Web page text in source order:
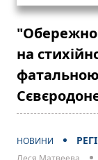
"Обережно
на
НОВИНИ